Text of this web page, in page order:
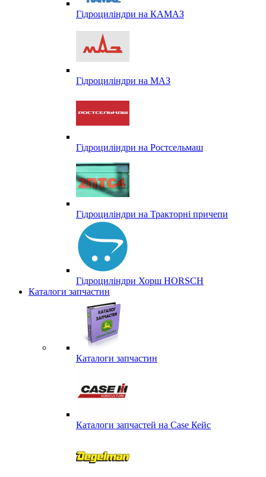
Гідроциліндри на КАМАЗ
Гідроциліндри на МАЗ
Гідроциліндри на Ростсельмаш
Гідроциліндри на Тракторні причепи
Гідроциліндри Хорш HORSCH
Каталоги запчастин
Каталоги запчастин
Каталоги запчастей на Case Кейс